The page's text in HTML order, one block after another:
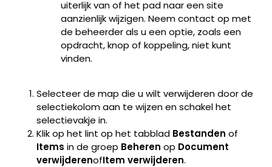
uiterlijk van of het pad naar een site
aanzienlijk wijzigen. Neem contact op met
de beheerder als u een optie, zoals een
opdracht, knop of koppeling, niet kunt
vinden.
Selecteer de map die u wilt verwijderen door de
selectiekolom aan te wijzen en schakel het
selectievakje in.
Klik op het lint op het tabblad Bestanden of
Items in de groep Beheren op Document
verwijderenofItem verwijderen.